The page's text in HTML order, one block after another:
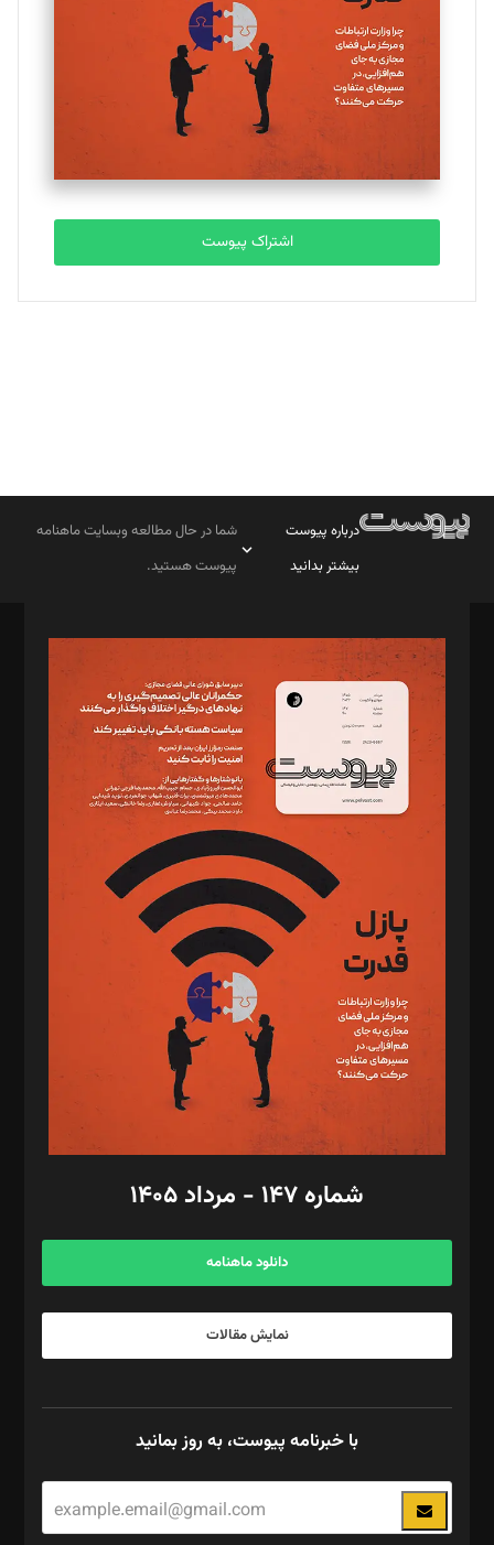
ملینا جعفری
تحریریه
مصطفی مسجدی آرانی
تحریریه
بابک نقاش
تحریریه
اشتراک پیوست
درباره پیوست
بیشتر بدانید
شما در حال مطالعه وبسایت ماهنامه
پیوست هستید.
مدیر مسئول: محمدباقر اثنی‌عشری
سردبیر: مهرک محمودی
دبیر تحریریه: میثم قاسمی
د‌بیر ناداستان: سمانه سمیع
د‌بیر خدمت و تجارت: ابوالفضل رجبی
د‌بیر حقوق فناوری: حسام‌الدین ایپکچی
د‌بیر پیوست جهان: مینا پاکدل
د‌بیر تحریریه آنلاین: بابک نقاش
تحریریه‌: مجتبی محمود‌ی، آرش برهمند، یسنا امان‌پور، سروش کرمیان،
مصطفی مسجدی آرانی، ابوالفضل رجبی، زهرا فکرانه، فائزه فتحی
رستمی،مصطفی باستان
ویرایش: نگار استاد‌‌آقا
طراح یونیفرم: مجید توکلی
فیلمبرداری و عکاسی: امیر شفیعی، مانی لطفی زاده
گرافیک و صفحه‌آرایی: سید‌سبحان‌علی ثابت
مد‌یر توسعه تجاری: کامبیز برید‌
امور مالی: شاپور رهبری، محمد‌ کاظمی‌نیا
آگهی و مشترکین: ۰۹۱۹۹۹۹۰۴۵۴
شماره ۱۴۷ - مرداد ۱۴۰۵
دانلود ماهنامه
نمایش مقالات
با خبرنامه پیوست، به روز بمانید